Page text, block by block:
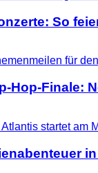
So
Hop-Finale: